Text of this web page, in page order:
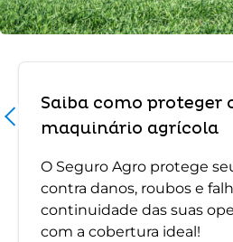
Saiba como proteger
maquinário agrícola
O Seguro Agro protege
contra danos, roubos e
continuidade das suas
com a cobertura ideal!